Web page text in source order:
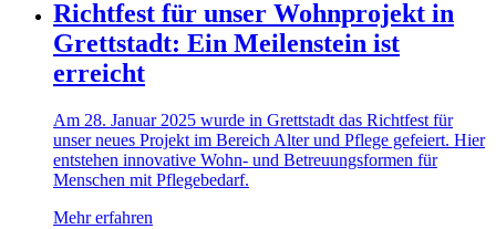
Richtfest für unser Wohnprojekt in
Grettstadt: Ein Meilenstein ist
erreicht
Am 28. Januar 2025 wurde in Grettstadt das Richtfest für
unser neues Projekt im Bereich Alter und Pflege gefeiert. Hier
entstehen innovative Wohn- und Betreuungsformen für
Menschen mit Pflegebedarf.
Mehr erfahren